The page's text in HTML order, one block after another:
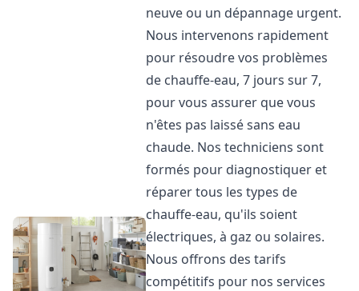
neuve ou un dépannage urgent.
Nous intervenons rapidement
pour résoudre vos problèmes
de chauffe-eau, 7 jours sur 7,
pour vous assurer que vous
n'êtes pas laissé sans eau
chaude. Nos techniciens sont
formés pour diagnostiquer et
réparer tous les types de
chauffe-eau, qu'ils soient
électriques, à gaz ou solaires.
Nous offrons des tarifs
compétitifs pour nos services